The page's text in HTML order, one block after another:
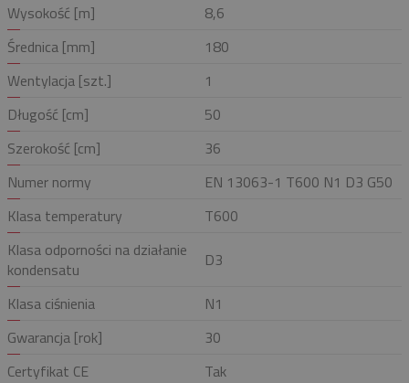
Wysokość [m]
8,6
Średnica [mm]
180
Wentylacja [szt.]
1
Długość [cm]
50
Szerokość [cm]
36
Numer normy
EN 13063-1 T600 N1 D3 G50
Klasa temperatury
T600
Klasa odporności na działanie
kondensatu
D3
Klasa ciśnienia
N1
Gwarancja [rok]
30
Certyfikat CE
Tak